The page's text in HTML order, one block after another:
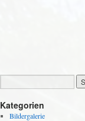
Kategorien
Bildergalerie